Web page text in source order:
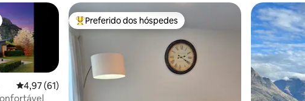
dos hóspedes
4,97 de uma avaliação média de 5, 61 avaliações
4,97 (61)
Entre os melhores preferidos dos hóspedes
Preferido dos hóspedes